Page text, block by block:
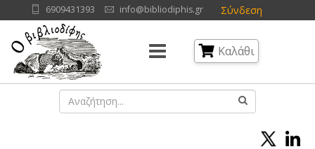
Σύνδεση
6909431393 info@bibliodiphis.gr
Καλάθι